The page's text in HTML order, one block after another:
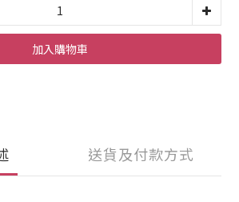
加入購物車
送貨及付款方式